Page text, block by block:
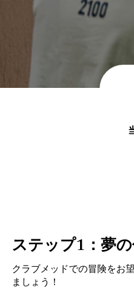
ステップ1：夢
クラブメッドでの冒険をお
ましょう！